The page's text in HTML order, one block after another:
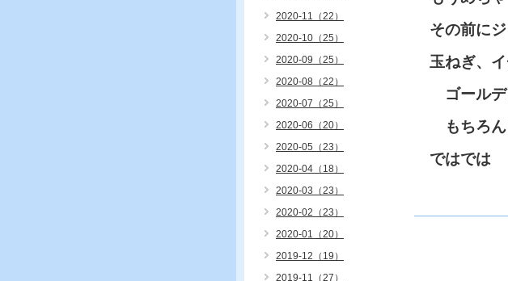
その前にジ
玉ねぎ、イ
ゴールデン
もちろんゴ
ではでは
2020-11（22）
2020-10（25）
2020-09（25）
2020-08（22）
2020-07（25）
2020-06（20）
2020-05（23）
2020-04（18）
2020-03（23）
2020-02（23）
2020-01（20）
2019-12（19）
2019-11（27）